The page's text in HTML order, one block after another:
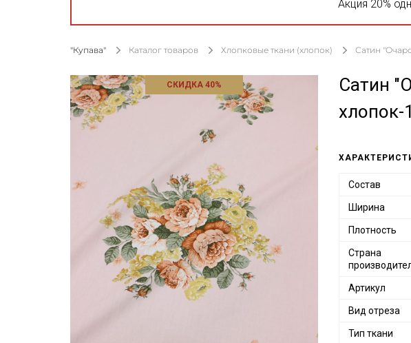
Акция 20%
"Купава" Каталог товаров Хлопковые ткани (хлопок) Сатин
СКИДКА 40%
Сатин
хлопок-
Состав
Ширина
Плотность
Страна
Артикул
Вид отреза
Тип ткани